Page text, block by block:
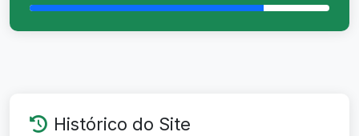
Histórico do Site